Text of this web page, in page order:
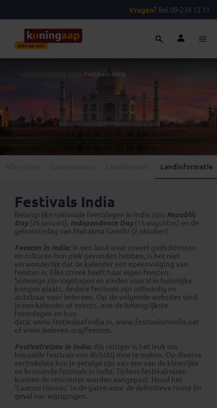
Vragen? Bel 09-234 13 11
Festivals India
Landinformatie
Festivals India
Belangrijke nationale feestdagen in India zijn: Republic
Day(26 januari), Independence Day(15 augustus) en de
geboortedag van Mahatma Gandhi (2 oktober).
Feesten in India: In een land waar zoveel godsdiensten
en culturen hun plek gevonden hebben, is het niet
verwonderlijk dat de kalender een opeenvolging van
feesten is. Elke streek heeft haar eigen feesten.
Sommige zijn ingetogen en vinden vooral in huiselijke
kringen plaats. Andere festivals zijn uitbundig en
zichtbaar voor iedereen. Op de volgende websites vind
je een kalender of events, met de belangrijkste
feestdagen en hun
data: www.festivalsofindia.in, www.festivalsinindia.net
ofwww.beleven.org/feesten.
Festivalreizen in India: Als reiziger is het leuk om
bepaalde festivals van dichtbij mee te maken. Op diverse
vertrekdata kun je getuige zijn van een van de kleurrijke
en bruisende festivals in India. Tijdens festivalreizen
kunnen de reisroutes worden aangepast. Houd het
'Laatste Nieuws' in de gaten voor de definitieve route (in
geval van wijzigingen.